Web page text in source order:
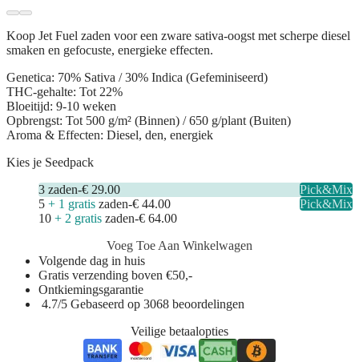
Koop Jet Fuel zaden voor een zware sativa-oogst met scherpe diesel
smaken en gefocuste, energieke effecten.
Genetica: 70% Sativa / 30% Indica (Gefeminiseerd)
THC-gehalte: Tot 22%
Bloeitijd: 9-10 weken
Opbrengst: Tot 500 g/m² (Binnen) / 650 g/plant (Buiten)
Aroma & Effecten: Diesel, den, energiek
Kies je Seedpack
3 zaden-€ 29.00
Pick&Mix
5 + 1 gratis zaden-€ 44.00
Pick&Mix
10 + 2 gratis zaden-€ 64.00
Voeg Toe Aan Winkelwagen
Volgende dag in huis
Gratis verzending boven €50,-
Ontkiemingsgarantie
4.7/5 Gebaseerd op 3068 beoordelingen
Veilige betaalopties